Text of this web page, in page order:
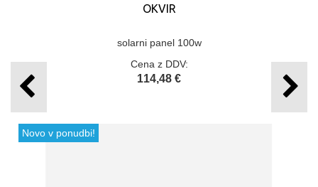
OKVIR
solarni panel 100w
Cena z DDV:
114,48 €
Novo v ponudbi!